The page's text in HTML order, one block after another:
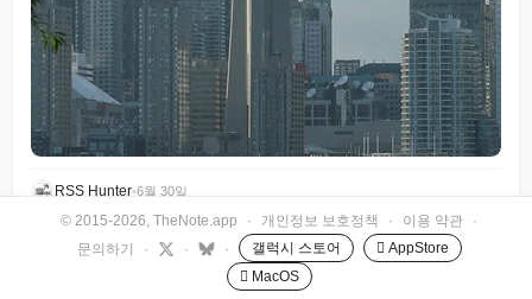
RSS Hunter•6월 30일
© 2015-2026, TheNote.app · 개인정보 보호정책 · 이용 약관
·
문의하기
· · · 갤럭시 스토어
 AppStore
 MacOS